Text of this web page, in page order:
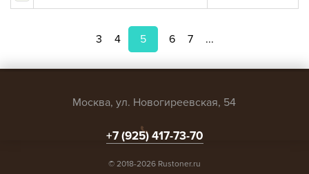
3 4 5 6 7 ...
Москва, ул. Новогиреевская, 54
+7 (925) 417-73-70
© 2018-2026 Rustoner.ru